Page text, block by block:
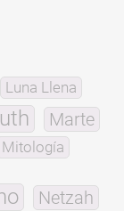
Luna Llena
Marte
Mitología
Netzah